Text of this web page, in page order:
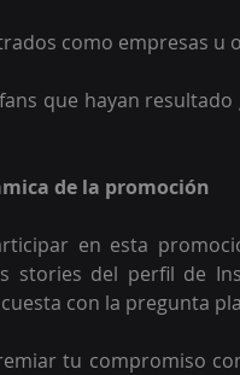
como empresas u
que hayan
de la promoción
en esta
stories del perfil de
con la pregunta
tu compromiso